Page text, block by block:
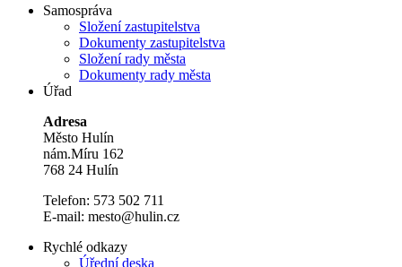
Samospráva
Složení zastupitelstva
Dokumenty zastupitelstva
Složení rady města
Dokumenty rady města
Úřad
Adresa
Město Hulín
nám.Míru 162
768 24 Hulín
Telefon: 573 502 711
E-mail: mesto@hulin.cz
Rychlé odkazy
Úřední deska